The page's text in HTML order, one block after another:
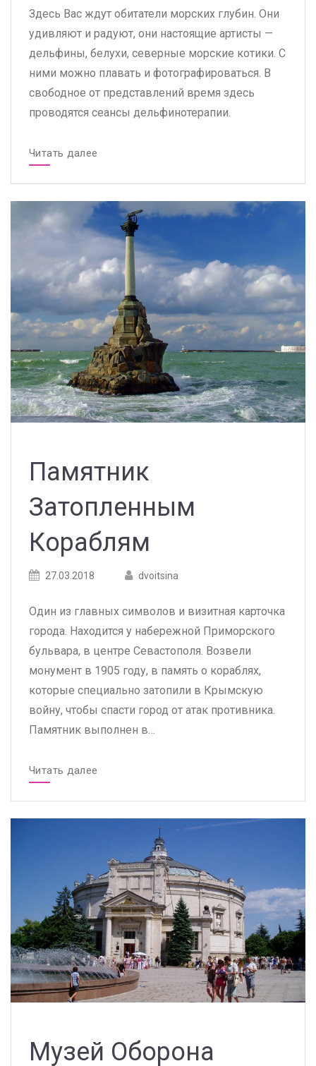
Здесь Вас ждут обитатели морских глубин. Они
удивляют и радуют, они настоящие артисты —
дельфины, белухи, северные морские котики. С
ними можно плавать и фотографироваться. В
свободное от представлений время здесь
проводятся сеансы дельфинотерапии.
Читать далее
Памятник
Затопленным
Кораблям
Posted27.03.2018
Posteddvoitsina
Один из главных символов и визитная карточка
города. Находится у набережной Приморского
бульвара, в центре Севастополя. Возвели
монумент в 1905 году, в память о кораблях,
которые специально затопили в Крымскую
войну, чтобы спасти город от атак противника.
Памятник выполнен в…
Читать далее
Музей Оборона